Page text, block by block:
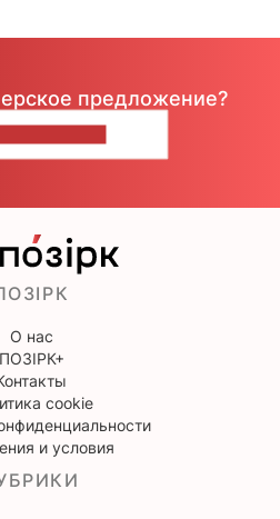
предложение?
О нас
ПОЗІРК+
cookie
и условия